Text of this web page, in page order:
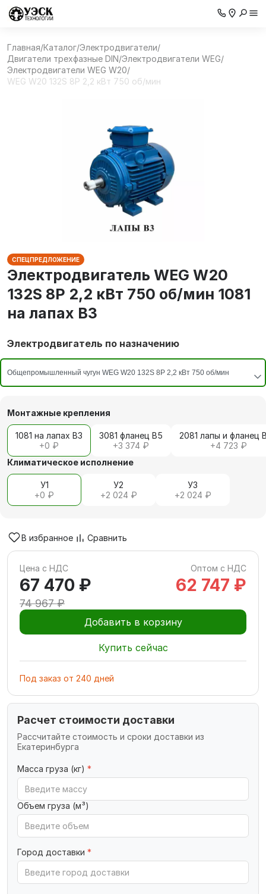
Главная/Каталог/Электродвигатели/
Двигатели трехфазные DIN/Электродвигатели WEG/
Электродвигатели WEG W20/
WEG W20 132S 8P 2,2 кВт 750 об/мин
СПЕЦПРЕДЛОЖЕНИЕ
Электродвигатель WEG W20
132S 8P 2,2 кВт 750 об/мин 1081
на лапах В3
Электродвигатель по назначению
Монтажные крепления
1081 на лапах В3
+0 ₽
3081 фланец В5
+3 374 ₽
2081 лапы и фланец
+4 723 ₽
Климатическое исполнение
У1
+0 ₽
У2
+2 024 ₽
У3
+2 024 ₽
В избранное Сравнить
Цена с НДС Оптом с НДС
67 470 ₽
74 967 ₽
62 747 ₽
Добавить в корзину
Купить сейчас
Под заказ от 240 дней
Расчет стоимости доставки
Рассчитайте стоимость и сроки доставки из
Екатеринбурга
Масса груза (кг) *
Объем груза (м³)
Город доставки *